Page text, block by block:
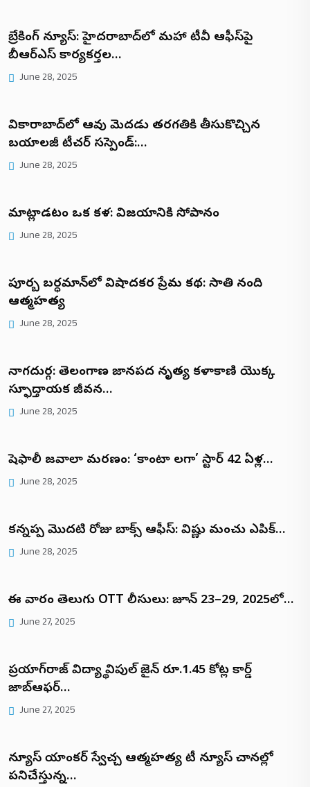
బ్రేకింగ్ న్యూస్: హైదరాబాద్‌లో మహా టీవీ ఆఫీస్‌పై
బీఆర్ఎస్ కార్యకర్తల…
June 28, 2025
వికారాబాద్‌లో ఆవు మెదడు తరగతికి తీసుకొచ్చిన
బయాలజీ టీచర్ సస్పెండ్:…
June 28, 2025
మాట్లాడటం ఒక కళ: విజయానికి సోపానం
June 28, 2025
పూర్బ బర్ధమాన్‌లో విషాదకర ప్రేమ కథ: సాతి నంది
ఆత్మహత్య
June 28, 2025
నాగదుర్గ: తెలంగాణ జానపద నృత్య కళాకారిణి యొక్క
స్ఫూర్తిదాయక జీవన…
June 28, 2025
షెఫాలీ జరివాలా మరణం: ‘కాంటా లగా’ స్టార్ 42 ఏళ్ల…
June 28, 2025
కన్నప్ప మొదటి రోజు బాక్స్ ఆఫీస్: విష్ణు మంచు ఎపిక్…
June 28, 2025
ఈ వారం తెలుగు OTT రిలీసులు: జూన్ 23–29, 2025లో…
June 27, 2025
ప్రయాగ్‌రాజ్ విద్యార్థి విపుల్ జైన్ రూ.1.45 కోట్ల రికార్డ్
జాబ్ఆఫర్…
June 27, 2025
న్యూస్ యాంకర్ స్వేచ్చ ఆత్మహత్య టీ న్యూస్ చానల్లో
పనిచేస్తున్న…